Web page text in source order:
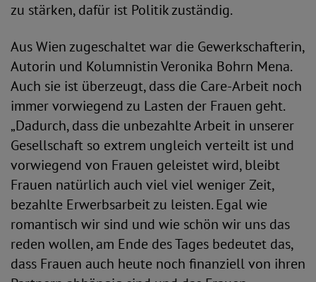
zu stärken, dafür ist Politik zuständig.
Aus Wien zugeschaltet war die Gewerkschafterin,
Autorin und Kolumnistin Veronika Bohrn Mena.
Auch sie ist überzeugt, dass die Care-Arbeit noch
immer vorwiegend zu Lasten der Frauen geht.
„Dadurch, dass die unbezahlte Arbeit in unserer
Gesellschaft so extrem ungleich verteilt ist und
vorwiegend von Frauen geleistet wird, bleibt
Frauen natürlich auch viel viel weniger Zeit,
bezahlte Erwerbsarbeit zu leisten. Egal wie
romantisch wir sind und wie schön wir uns das
reden wollen, am Ende des Tages bedeutet das,
dass Frauen auch heute noch finanziell von ihren